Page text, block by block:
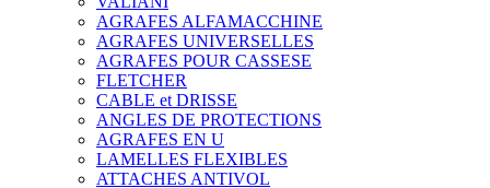
AGRAFES ALFAMACCHINE
AGRAFES UNIVERSELLES
AGRAFES POUR CASSESE
FLETCHER
CABLE et DRISSE
ANGLES DE PROTECTIONS
AGRAFES EN U
LAMELLES FLEXIBLES
ATTACHES ANTIVOL